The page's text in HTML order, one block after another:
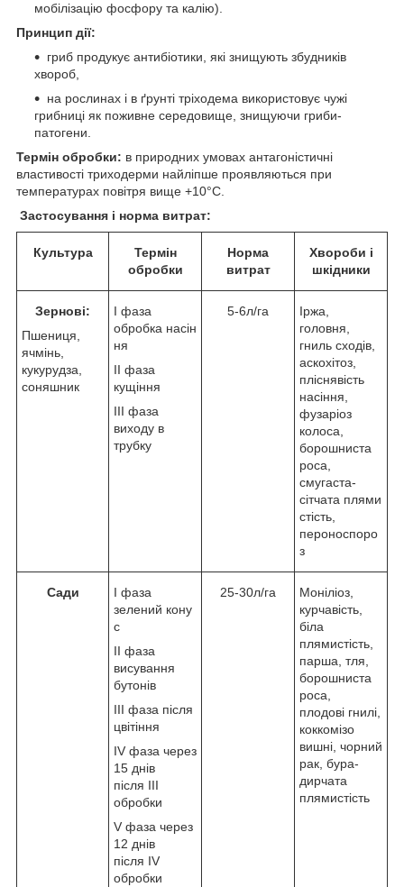
мобілізацію фосфору та калію).
Принцип дії:
гриб продукує антибіотики, які знищують збудників
хвороб,
на рослинах і в ґрунті тріходема використовує чужі
грибниці як поживне середовище, знищуючи гриби-
патогени.
Термін обробки: в природних умовах антагоністичні
властивості триходерми найліпше проявляються при
температурах повітря вище +10°С.
Застосування і норма витрат:
Культура
Термін
обробки
Норма
витрат
Хвороби і
шкідники
Зернові:
Пшениця,
ячмінь,
кукурудза,
соняшник
I фаза
обробка насін
ня
II фаза
кущіння
III фаза
виходу в
трубку
5-6л/га
Іржа,
головня,
гниль сходів,
аскохітоз,
пліснявість
насіння,
фузаріоз
колоса,
борошниста
роса,
смугаста-
сітчата плями
стість,
пероноспоро
з
Сади
I фаза
зелений кону
с
II фаза
висування
бутонів
ІІI фаза після
цвітіння
ІV фаза через
15 днів
після III
обробки
V фаза через
12 днів
після IV
обробки
25-30л/га
Моніліоз,
курчавість,
біла
плямистість,
парша, тля,
борошниста
роса,
плодові гнилі,
коккомізо
вишні, чорний
рак, бура-
дирчата
плямистість